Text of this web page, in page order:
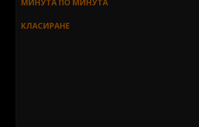
МИНУТА ПО МИНУТА
КЛАСИРАНЕ